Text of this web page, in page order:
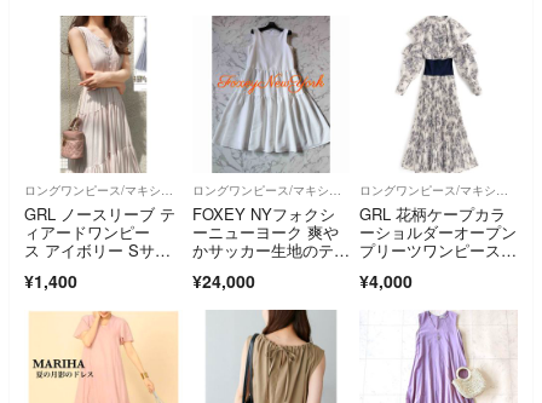
ロングワンピース/マキシワンピース
GRL ノースリーブ テ
ィアードワンピー
ス アイボリー Sサイ
¥1,400
ロングワンピース/マキシワンピース
FOXEY NYフォクシ
ーニューヨーク 爽や
かサッカー生地のティ
¥24,000
ロングワンピース/マキシワンピース
GRL 花柄ケープカラ
ーショルダーオープン
プリーツワンピース[a
¥4,000